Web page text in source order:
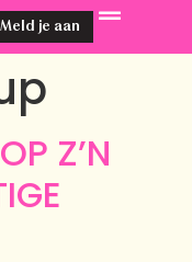
Meld je aan
Z’N